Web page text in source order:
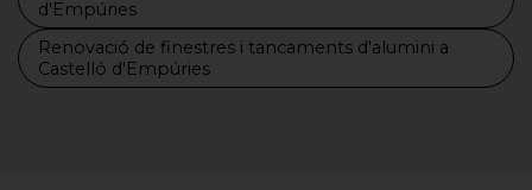
d'Empúries
Renovació de finestres i tancaments d'alumini a
Castelló d'Empúries